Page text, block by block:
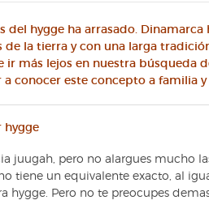
del hygge ha arrasado.
de la tierra y con una larga
ir más lejos en nuestra búsqueda
conocer este concepto a familia y
hygge
juugah, pero no alargues mucho
tiene un equivalente exacto, al
hygge. Pero no te preocupes